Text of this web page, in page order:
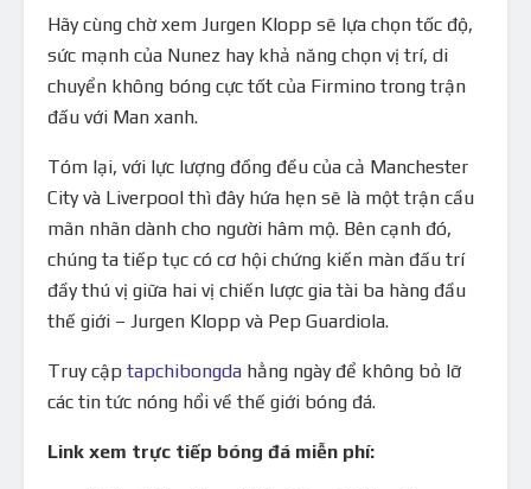
Hãy cùng chờ xem Jurgen Klopp sẽ lựa chọn tốc độ,
sức mạnh của Nunez hay khả năng chọn vị trí, di
chuyển không bóng cực tốt của Firmino trong trận
đấu với Man xanh.
Tóm lại, với lực lượng đồng đều của cả Manchester
City và Liverpool thì đây hứa hẹn sẽ là một trận cầu
mãn nhãn dành cho người hâm mộ. Bên cạnh đó,
chúng ta tiếp tục có cơ hội chứng kiến màn đấu trí
đầy thú vị giữa hai vị chiến lược gia tài ba hàng đầu
thế giới – Jurgen Klopp và Pep Guardiola.
Truy cập tapchibongda hằng ngày để không bỏ lỡ
các tin tức nóng hổi về thế giới bóng đá.
Link xem trực tiếp bóng đá miễn phí: